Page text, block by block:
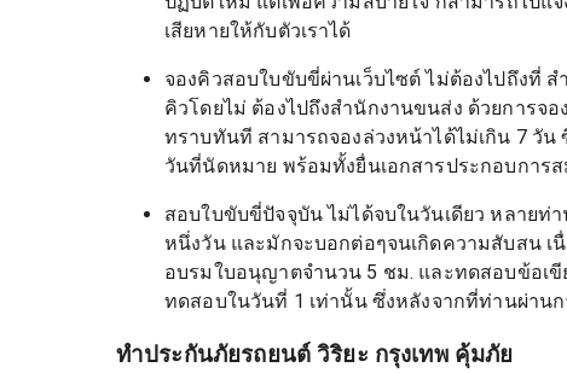
เสียหายให้กับตัวเราได้
จองคิวสอบใบขับขี่ผ่านเว็บไซต์ ไม่ต้องไปถึงที่
คิวโดยไม่ ต้องไปถึงสำนักงานขนส่ง ด้วยการจ
ทราบทันที สามารถจองล่วงหน้าได้ไม่เกิน 7 วัน
วันที่นัดหมาย พร้อมทั้งยื่นเอกสารประกอบการ
สอบใบขับขี่ปัจจุบัน ไม่ได้จบในวันเดียว หลายท่
หนึ่งวัน และมักจะบอกต่อๆจนเกิดความสับสน เ
อบรมใบอนุญาตจำนวน 5 ชม. และทดสอบข้อเ
ทดสอบในวันที่ 1 เท่านั้น ซึ่งหลังจากที่ท่านผ่าน
ทำประกันภัยรถยนต์ วิริยะ กรุงเทพ คุ้มภัย